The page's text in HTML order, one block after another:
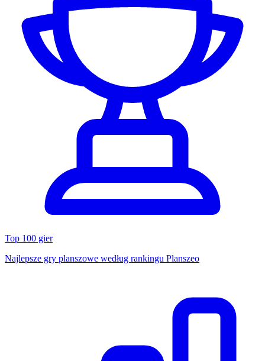
Top 100 gier
Najlepsze gry planszowe według rankingu Planszeo